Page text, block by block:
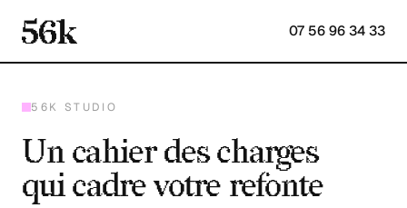
07 56 96 34 33
56K STUDIO
Un cahier des charges
qui cadre votre refonte